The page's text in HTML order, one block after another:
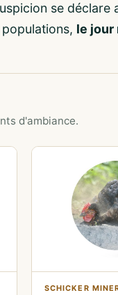
se
le jour
d'ambiance.
SCHICKER